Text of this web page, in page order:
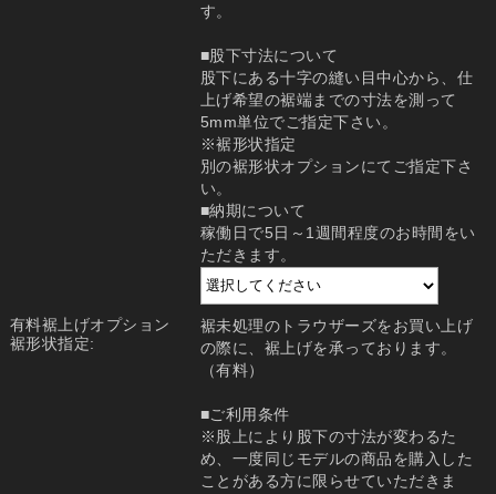
す。
■股下寸法について
股下にある十字の縫い目中心から、仕
上げ希望の裾端までの寸法を測って
5mm単位でご指定下さい。
※裾形状指定
別の裾形状オプションにてご指定下さ
い。
■納期について
稼働日で5日～1週間程度のお時間をい
ただきます。
有料裾上げオプション
裾形状指定:
裾未処理のトラウザーズをお買い上げ
の際に、裾上げを承っております。
（有料）
■ご利用条件
※股上により股下の寸法が変わるた
め、一度同じモデルの商品を購入した
ことがある方に限らせていただきま